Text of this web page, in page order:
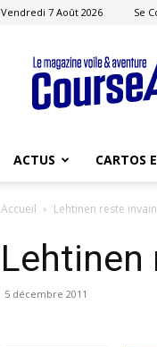
Vendredi 7 Août 2026 Se
au
ACTUS CARTOS
Accueil Lehtinen reste
Lehtinen
5 décembre 2011